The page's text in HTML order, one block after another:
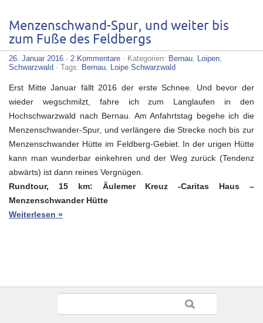
Menzenschwand-Spur, und weiter bis
zum Fuße des Feldbergs
26. Januar 2016 · 2 Kommentare · Kategorien: Bernau, Loipen,
Schwarzwald · Tags: Bernau, Loipe Schwarzwald
Erst Mitte Januar fällt 2016 der erste Schnee. Und bevor der
wieder wegschmilzt, fahre ich zum Langlaufen in den
Hochschwarzwald nach Bernau. Am Anfahrtstag begehe ich die
Menzenschwander-Spur, und verlängere die Strecke noch bis zur
Menzenschwander Hütte im Feldberg-Gebiet. In der urigen Hütte
kann man wunderbar einkehren und der Weg zurück (Tendenz
abwärts) ist dann reines Vergnügen.
Rundtour, 15 km: Äulemer Kreuz -Caritas Haus –
Menzenschwander Hütte
Weiterlesen »